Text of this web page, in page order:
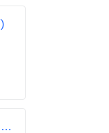
台南三井店【涮乃葉】日式火鍋計時人員及大專院校實習生